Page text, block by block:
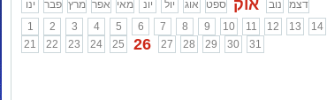
ינו
פבר מרץ אפר מאי יונ יול אוג ספט אוק נוב
דצמ
1
2 3 4 5 6 7 8 9 10 11 12 13 14
21
22 23 24 25 26 27 28 29 30 31